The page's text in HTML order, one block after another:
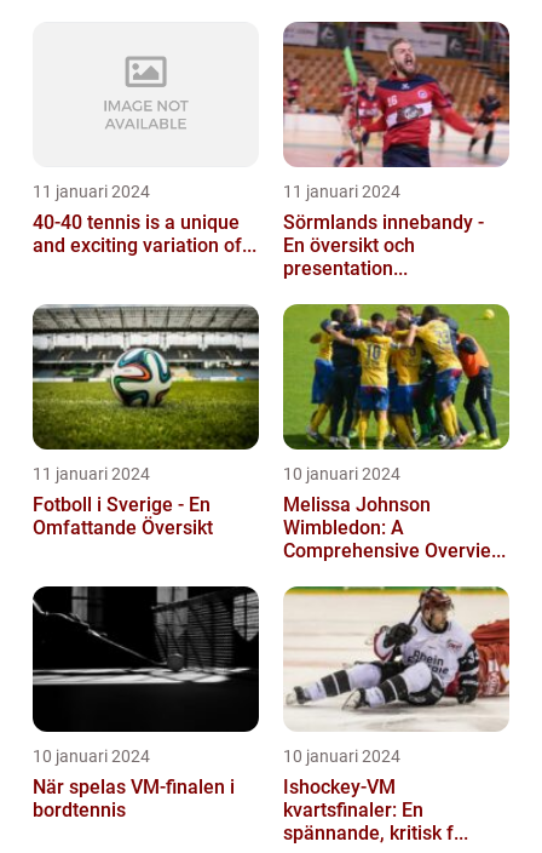
11 januari 2024
40-40 tennis is a unique
and exciting variation of...
11 januari 2024
Sörmlands innebandy -
En översikt och
presentation...
11 januari 2024
Fotboll i Sverige - En
Omfattande Översikt
10 januari 2024
Melissa Johnson
Wimbledon: A
Comprehensive Overvie...
10 januari 2024
När spelas VM-finalen i
bordtennis
10 januari 2024
Ishockey-VM
kvartsfinaler: En
spännande, kritisk f...